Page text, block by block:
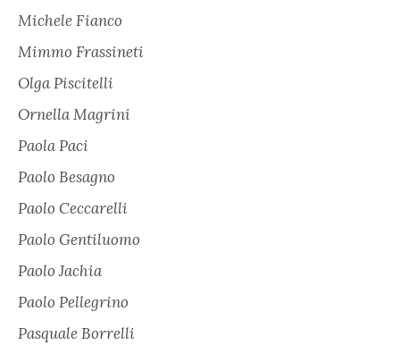
Michele Fianco
Mimmo Frassineti
Olga Piscitelli
Ornella Magrini
Paola Paci
Paolo Besagno
Paolo Ceccarelli
Paolo Gentiluomo
Paolo Jachia
Paolo Pellegrino
Pasquale Borrelli